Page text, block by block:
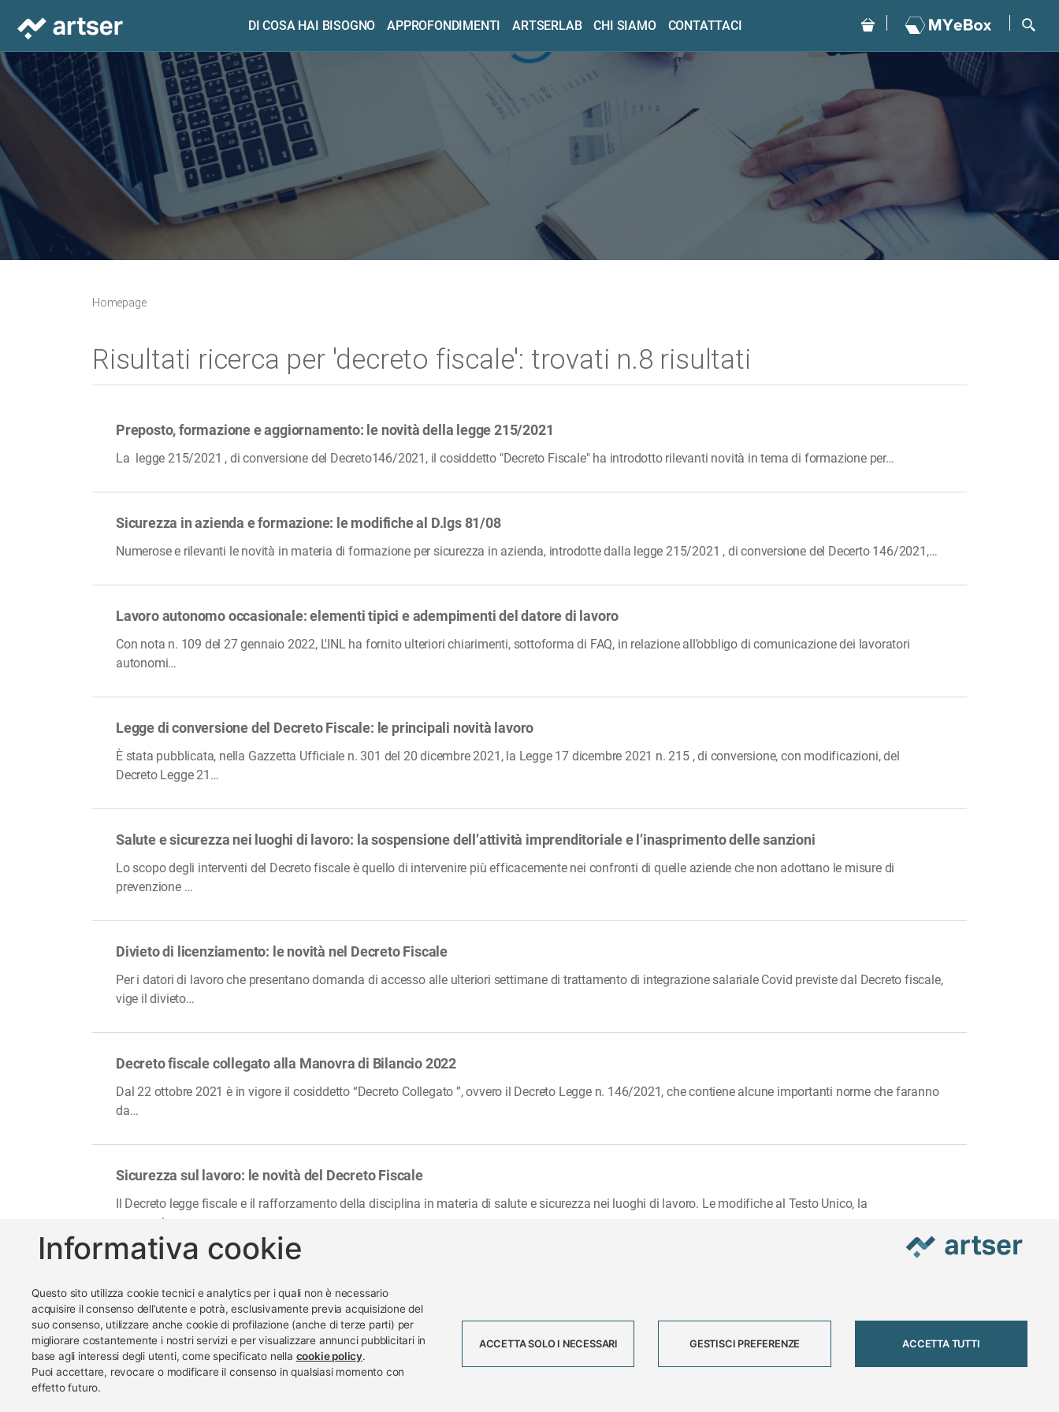
DI COSA HAI BISOGNO APPROFONDIMENTI ARTSERLAB CHI SIAMO CONTATTACI
Homepage
Risultati ricerca per 'decreto fiscale': trovati n.8 risultati
Preposto, formazione e aggiornamento: le novità della legge 215/2021
La legge 215/2021 , di conversione del Decreto146/2021, il cosiddetto "Decreto Fiscale" ha introdotto rilevanti novità in tema di formazione per…
Sicurezza in azienda e formazione: le modifiche al D.lgs 81/08
Numerose e rilevanti le novità in materia di formazione per sicurezza in azienda, introdotte dalla legge 215/2021 , di conversione del Decerto 146/2021,…
Lavoro autonomo occasionale: elementi tipici e adempimenti del datore di lavoro
Con nota n. 109 del 27 gennaio 2022, L'INL ha fornito ulteriori chiarimenti, sottoforma di FAQ, in relazione all’obbligo di comunicazione dei lavoratori
autonomi…
Legge di conversione del Decreto Fiscale: le principali novità lavoro
È stata pubblicata, nella Gazzetta Ufficiale n. 301 del 20 dicembre 2021, la Legge 17 dicembre 2021 n. 215 , di conversione, con modificazioni, del
Decreto Legge 21…
Salute e sicurezza nei luoghi di lavoro: la sospensione dell’attività imprenditoriale e l’inasprimento delle sanzioni
Lo scopo degli interventi del Decreto fiscale è quello di intervenire più efficacemente nei confronti di quelle aziende che non adottano le misure di
prevenzione …
Divieto di licenziamento: le novità nel Decreto Fiscale
Per i datori di lavoro che presentano domanda di accesso alle ulteriori settimane di trattamento di integrazione salariale Covid previste dal Decreto fiscale,
vige il divieto…
Decreto fiscale collegato alla Manovra di Bilancio 2022
Dal 22 ottobre 2021 è in vigore il cosiddetto “Decreto Collegato ”, ovvero il Decreto Legge n. 146/2021, che contiene alcune importanti norme che faranno
da…
Sicurezza sul lavoro: le novità del Decreto Fiscale
Il Decreto legge fiscale e il rafforzamento della disciplina in materia di salute e sicurezza nei luoghi di lavoro. Le modifiche al Testo Unico, la
sospensione…
www.impreseterritorio.org
© 2024 – 2026 - ARTSER SRL
Tel. 0332 256111 - Fax 0332 256200 - N.verde 800 650595 -
customer@artser.it- R.I. VA-213777
Informativa cookie
Questo sito utilizza cookie tecnici e analytics per i quali non è necessario
acquisire il consenso dell’utente e potrà, esclusivamente previa acquisizione del
suo consenso, utilizzare anche cookie di profilazione (anche di terze parti) per
migliorare costantemente i nostri servizi e per visualizzare annunci pubblicitari in
base agli interessi degli utenti, come specificato nella cookie policy.
Puoi accettare, revocare o modificare il consenso in qualsiasi momento con
effetto futuro.
ACCETTA SOLO I NECESSARI GESTISCI PREFERENZE ACCETTA TUTTI